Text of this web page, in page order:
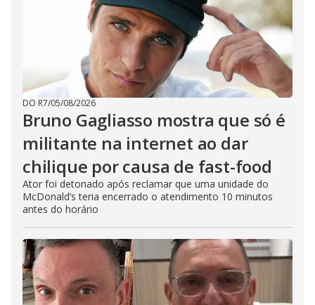
DO R7/05/08/2026
Bruno Gagliasso mostra que só é
militante na internet ao dar
chilique por causa de fast-food
Ator foi detonado após reclamar que uma unidade do
McDonald’s teria encerrado o atendimento 10 minutos
antes do horário